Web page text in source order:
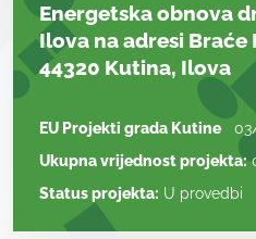
Energetska obnova
Ilova na adresi Braće
44320 Kutina, Ilova
EU Projekti grada Kutine
Ukupna vrijednost projekta:
Status projekta: U provedbi